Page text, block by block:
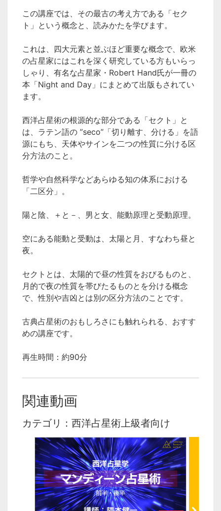
この講座では、その最古の考え方である「セク
ト」という概念と、 読みかたを学びます。
これは、四大元素と並ぶほど重要な概念で、欧米
の占星家にはこれを深く研究している方もいらっ
しゃり、有名な占星家・Robert Hand氏が一冊の
本「Night and Day」にまとめて出版もされてい
ます。
西洋占星術の根源的な部分である「セクト」と
は、ラテン語の ”seco”「切り離す、分ける」を語
源にもち、天体やサインを二つの性質に分ける区
分方法のこと。
哲学や自然科学などあらゆる知の体系における
「二区分」。
陽と陰、＋ と －、男 と女、能動原理と 受動原理。
空にある能動と 受動は、太陽と 月、すなわち昼と
夜。
セクト と は、太陽的で昼の性質をおびるものと
月的で夜の性質を帯びたるものと を分ける概念
で、性別や吉凶と は別の区分方法のこ と です。
古典占星術のおもしろさにも触れられる、おすす
めの講座です。
再生時間：約90分
関連動画
カテゴリ：西洋占星術上級者向け